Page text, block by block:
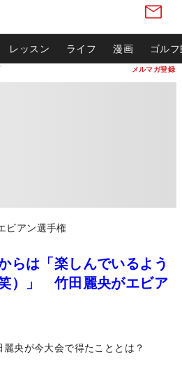
メルマガ登録
レッスン ライフ 漫画 ゴル
ビアン選手権
らは「楽しんでいるよう
）」 竹田麗央がエビア
央が今大会で得たこととは？